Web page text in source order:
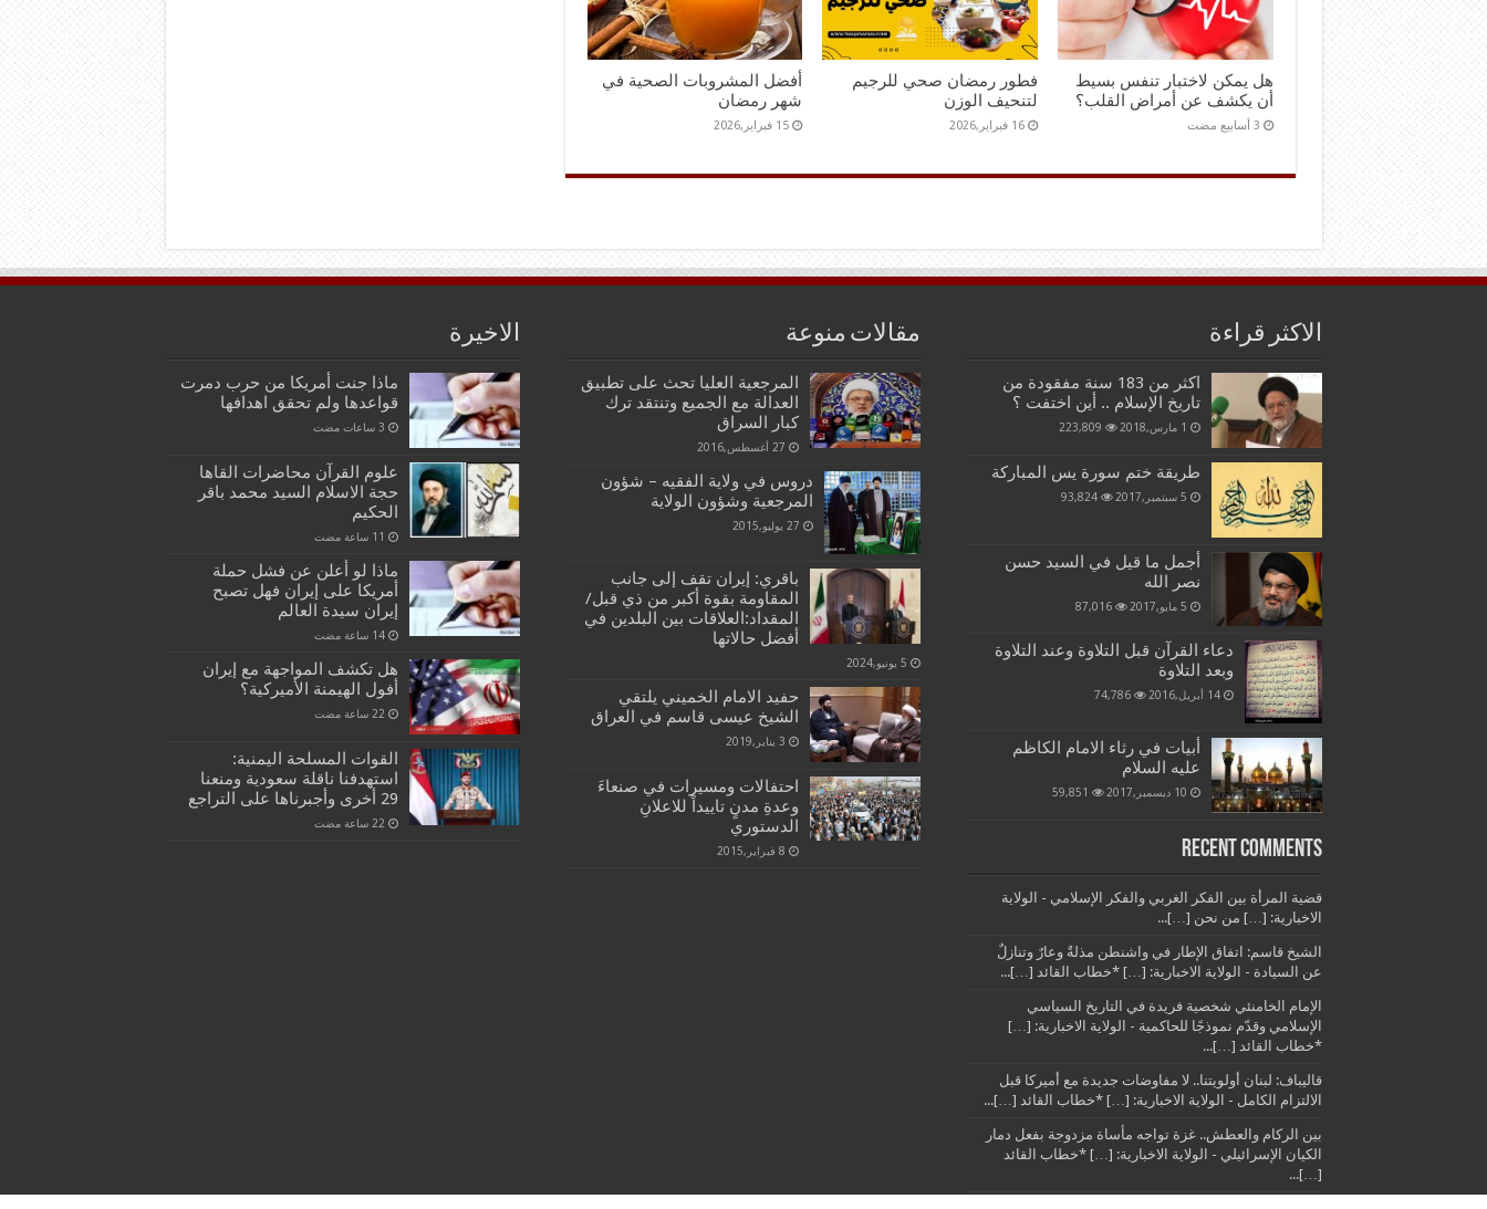
هل يمكن لاختبار تنفس بسيط
أن يكشف عن أمراض القلب؟
فطور رمضان صحي للرجيم
لتنحيف الوزن
16 فبراير,2026
أفضل المشروبات الصحية في
شهر رمضان
15 فبراير,2026
الاكثر قراءة
اكثر من 183 سنة مفقودة من
تاريخ الإسلام .. أين اختفت ؟
1 مارس,2018 223,809
طريقة ختم سورة يس المباركة
5 سبتمبر,2017 93,824
أجمل ما قيل في السيد حسن
نصر الله
5 مايو,2017 87,016
دعاء القرآن قبل التلاوة وعند التلاوة
وبعد التلاوة
14 أبريل,2016 74,786
أبيات في رثاء الامام الكاظم
عليه السلام
10 ديسمبر,2017 59,851
Recent Comments
قضية المرأة بين الفكر الغربي والفكر الإسلامي - الولاية
الاخبارية: […] من نحن […]...
الشيخ قاسم: اتفاق الإطار في واشنطن مذلةٌ وعارٌ وتنازلٌ
عن السيادة - الولاية الاخبارية: […] *خطاب القائد […]...
الإمام الخامنئي شخصية فريدة في التاريخ السياسي
الإسلامي وقدّم نموذجًا للحاكمية - الولاية الاخبارية: […]
*خطاب القائد […]...
قاليباف: لبنان أولويتنا.. لا مفاوضات جديدة مع أميركا قبل
الالتزام الكامل - الولاية الاخبارية: […] *خطاب القائد […]...
بين الركام والعطش.. غزة تواجه مأساة مزدوجة بفعل دمار
الكيان الإسرائيلي - الولاية الاخبارية: […] *خطاب القائد
[…]...
مقالات منوعة
المرجعية العليا تحث على تطبيق
العدالة مع الجميع وتنتقد ترك
كبار السراق
27 أغسطس,2016
دروس في ولاية الفقيه – شؤون
المرجعية وشؤون الولاية
27 يوليو,2015
باقري: إيران تقف إلى جانب
المقاومة بقوة أكبر من ذي قبل/
المقداد:العلاقات بين البلدين في
أفضل حالاتها
5 يونيو,2024
حفيد الامام الخميني يلتقي
الشيخ عيسى قاسم في العراق
3 يناير,2019
احتفالات ومسيرات في صنعاءَ
وعدةِ مدنٍ تاييداً للاعلانِ
الدستوري
8 فبراير,2015
الاخيرة
ماذا جنت أمريكا من حرب دمرت
قواعدها ولم تحقق اهدافها
علوم القرآن محاضرات القاها
حجة الاسلام السيد محمد باقر
الحكيم
ماذا لو أعلن عن فشل حملة
أمريكا على إيران فهل تصبح
إيران سيدة العالم
هل تكشف المواجهة مع إيران
أفول الهيمنة الأميركية؟
القوات المسلحة اليمنية:
استهدفنا ناقلة سعودية ومنعنا
29 أخرى وأجبرناها على التراجع